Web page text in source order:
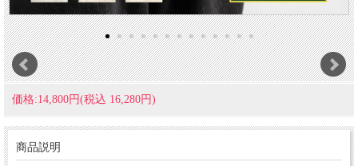
価格:14,800円(税込 16,280円)
商品説明